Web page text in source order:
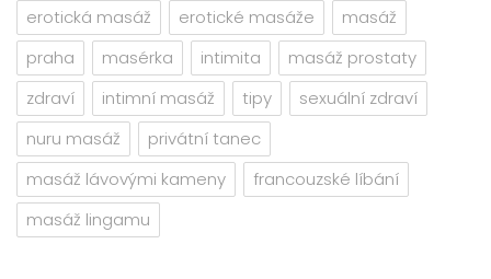
erotická masáž
erotické masáže
masáž
praha
masérka intimita
masáž prostaty
zdraví
intimní masáž tipy
sexuální zdraví
nuru masáž
privátní tanec
masáž lávovými kameny
francouzské líbání
masáž lingamu